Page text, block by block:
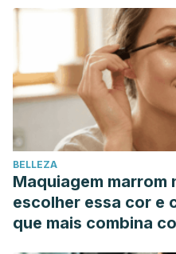
Peters EMJ, Müller Y,
Schmidt-Rose T, Max H,
Hair and stress: A pilot
alteration in healthy young
stress. PLoS One. 2017 Apr
Trüeb RM, Henry JP,
Condition Impacts Hair
Stress. Int J Trichology.
Zhai X, Gong M, Peng Y,
Photoaging on the Hair
BELLEZA
Maquiagem marrom
escolher essa cor e
que mais combina